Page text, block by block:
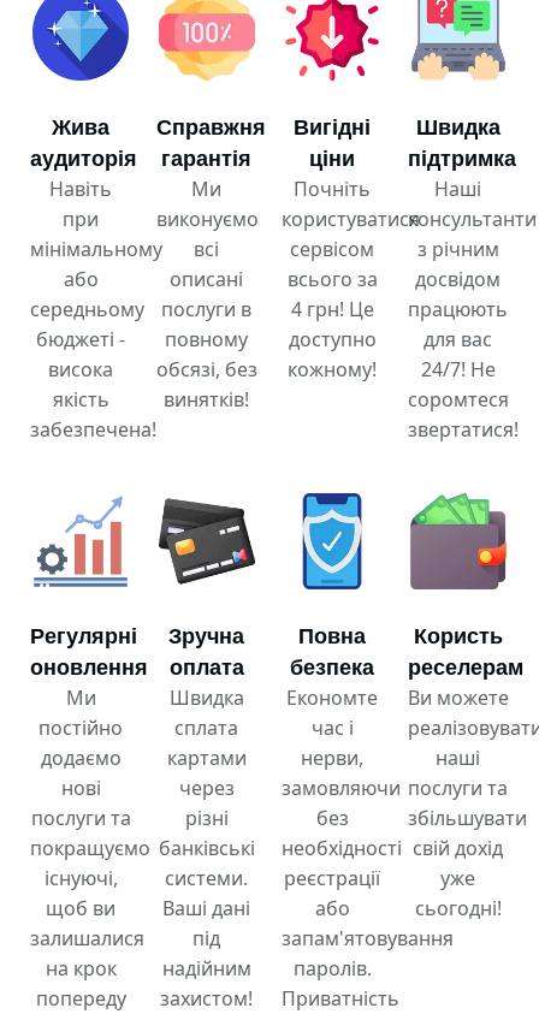
Жива
аудиторія
Навіть
при
мінімальному
або
середньому
бюджеті -
висока
якість
забезпечена!
Справжня
гарантія
Ми
виконуємо
всі
описані
послуги в
повному
обсязі, без
винятків!
Вигідні
ціни
Почніть
користуватися
сервісом
всього за
4 грн! Це
доступно
кожному!
Швидка
підтримка
Наші
консультанти
з річним
досвідом
працюють
для вас
24/7! Не
соромтеся
звертатися!
Регулярні
оновлення
Ми
постійно
додаємо
нові
послуги та
покращуємо
існуючі,
щоб ви
залишалися
на крок
попереду
Зручна
оплата
Швидка
сплата
картами
через
різні
банківські
системи.
Ваші дані
під
надійним
захистом!
Повна
безпека
Економте
час і
нерви,
замовляючи
без
необхідності
реєстрації
або
запам'ятовування
паролів.
Приватність
Користь
реселерам
Ви можете
наші
послуги та
збільшувати
свій дохід
уже
сьогодні!